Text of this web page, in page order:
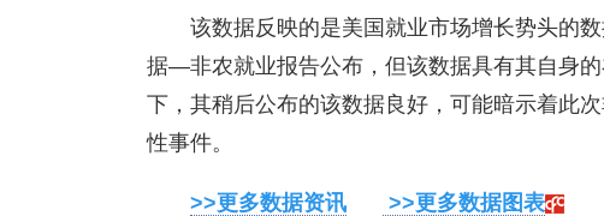
该数据反映的是美国就业市场增长势头的
据—非农就业报告公布，但该数据具有其自身
下，其稍后公布的该数据良好，可能暗示着此
性事件。
>>更多数据资讯 >>更多数据图表